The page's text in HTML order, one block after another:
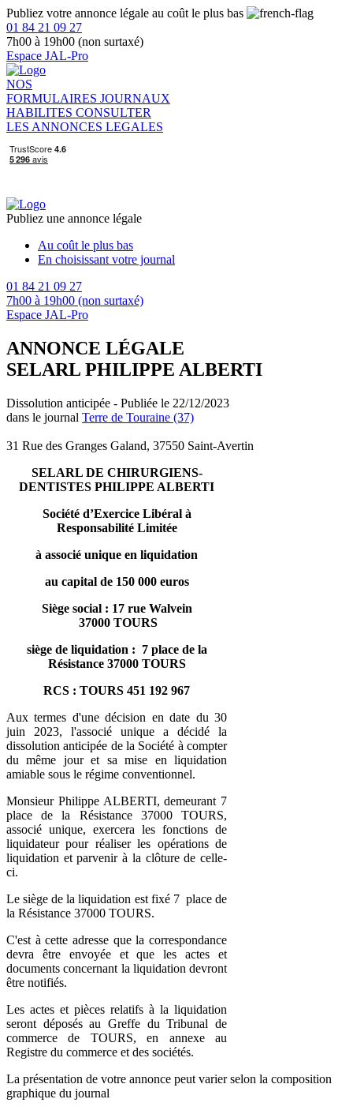
Publiez votre annonce légale au coût le plus bas
01 84 21 09 27
7h00 à 19h00 (non surtaxé)
Espace JAL-Pro
NOS
FORMULAIRES JOURNAUX
HABILITES CONSULTER
LES ANNONCES LEGALES
Publiez une annonce légale
Au coût le plus bas
En choisissant votre journal
01 84 21 09 27
7h00 à 19h00 (non surtaxé)
Espace JAL-Pro
ANNONCE LÉGALE
SELARL PHILIPPE ALBERTI
Dissolution anticipée - Publiée le 22/12/2023
dans le journal Terre de Touraine (37)
31 Rue des Granges Galand, 37550 Saint-Avertin
SELARL DE CHIRURGIENS-
DENTISTES PHILIPPE ALBERTI
Société d’Exercice Libéral à
Responsabilité Limitée
à associé unique en liquidation
au capital de 150 000 euros
Siège social : 17 rue Walvein
37000 TOURS
siège de liquidation : 7 place de la
Résistance 37000 TOURS
RCS : TOURS 451 192 967
Aux termes d'une décision en date du 30
juin 2023, l'associé unique a décidé la
dissolution anticipée de la Société à compter
du même jour et sa mise en liquidation
amiable sous le régime conventionnel.
Monsieur Philippe ALBERTI, demeurant 7
place de la Résistance 37000 TOURS,
associé unique, exercera les fonctions de
liquidateur pour réaliser les opérations de
liquidation et parvenir à la clôture de celle-
ci.
Le siège de la liquidation est fixé 7 place de
la Résistance 37000 TOURS.
C'est à cette adresse que la correspondance
devra être envoyée et que les actes et
documents concernant la liquidation devront
être notifiés.
Les actes et pièces relatifs à la liquidation
seront déposés au Greffe du Tribunal de
commerce de TOURS, en annexe au
Registre du commerce et des sociétés.
La présentation de votre annonce peut varier selon la composition
graphique du journal